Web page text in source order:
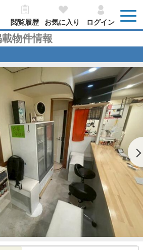
閲覧履歴 お気に入り ログイン
物件情報